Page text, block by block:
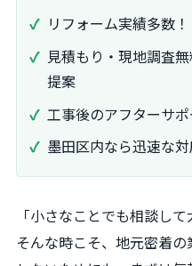
リフォーム実績多数
見積もり・現地調査
提案
工事後のアフターサ
墨田区内なら迅速な
「小さなことでも相談して
そんな時こそ、地元密着